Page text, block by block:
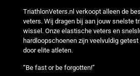
TriathlonVeters.nl verkoopt alleen de
veters. Wij dragen bij aan jouw snelste
wissel. Onze elastische veters en
hardloopschoenen zijn veelvuldig
door elite atleten.
“Be fast or be forgotten!”